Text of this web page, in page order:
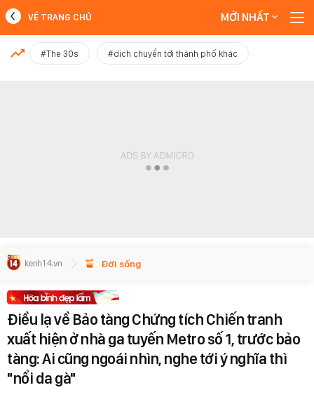
MỚI NHẤT
VỀ TRANG CHỦ MỚI NHẤT
#The 30s #dịch chuyển tới thành phố khác
Đời sống
Điều lạ về Bảo tàng Chứng tích Chiến tranh
xuất hiện ở nhà ga tuyến Metro số 1, trước bảo
tàng: Ai cũng ngoái nhìn, nghe tới ý nghĩa thì
"nổi da gà"